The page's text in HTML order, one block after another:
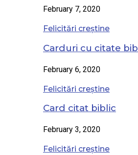
February 7, 2020
Felicitări creștine
Carduri cu citate
February 6, 2020
Felicitări creștine
Card citat biblic
February 3, 2020
Felicitări creștine